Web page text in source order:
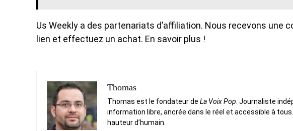
Us Weekly a des partenariats d’affiliation. Nous recevons une
lien et effectuez un achat. En savoir plus !
Thomas
Thomas est le fondateur de La Voix Pop . Journaliste
information libre, ancrée dans le réel et accessible à
hauteur d’humain.